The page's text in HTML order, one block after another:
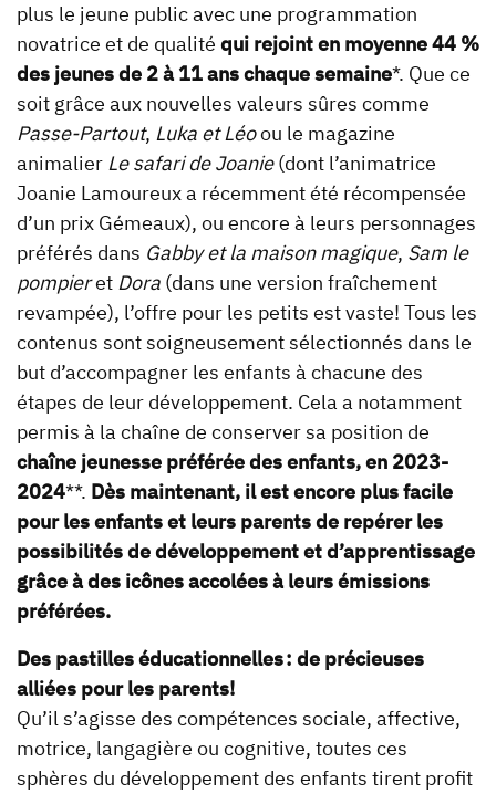
plus le jeune public avec une programmation
novatrice et de qualité qui rejointen moyenne 44 %
des jeunes de 2 à 11 ans chaque semaine*. Que ce
soit grâce aux nouvelles valeurs sûres comme
Passe-Partout, Luka et Léoou le magazine
animalier Le safari de Joanie(dont l’animatrice
Joanie Lamoureux a récemment été récompensée
d’un prix Gémeaux), ou encore à leurs personnages
préférés dans Gabby et la maison magique, Sam le
pompieret Dora (dans une version fraîchement
revampée), l’offre pour les petits est vaste! Tous les
contenus sont soigneusement sélectionnés dans le
but d’accompagner les enfants à chacune des
étapes de leur développement. Cela a notamment
permis à la chaîne de conserver sa position de
chaîne jeunesse préférée des enfants, en 2023-
2024**. Dès maintenant, il est encore plus facile
pour les enfants et leurs parents de repérer les
possibilités de développement et d’apprentissage
grâce à des icônes accolées à leurs émissions
préférées.
Des pastilles éducationnelles : de précieuses
alliées pour les parents!
Qu’il s’agisse des compétences sociale, affective,
motrice, langagière ou cognitive, toutes ces
sphères du développement des enfants tirent profit